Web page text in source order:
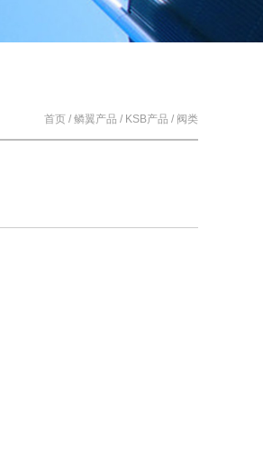
首页 / 鳞翼产品 / KSB产品 / 阀类